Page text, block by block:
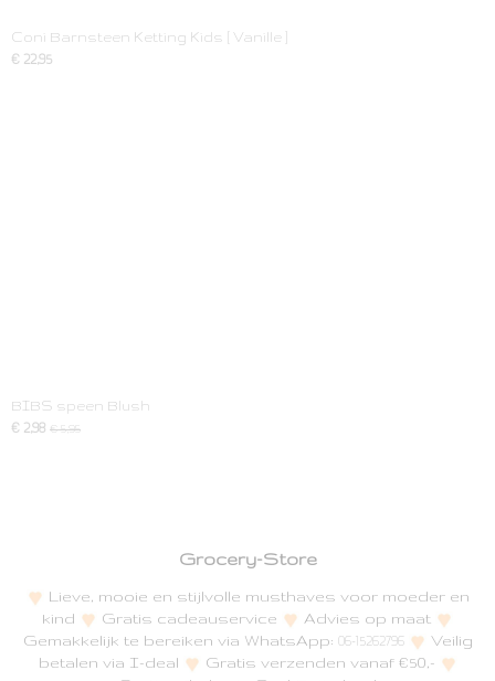
Coni Barnsteen Ketting Kids [ Vanille ]
€ 22,95
BIBS speen Blush
€ 2,98 € 5,95
Grocery-Store
Lieve, mooie en stijlvolle musthaves voor moeder en
kind
Gratis cadeauservice
Advies op maat
Gemakkelijk te bereiken via WhatsApp: 06-15262796
Veilig
betalen via I-deal
Gratis verzenden vanaf €50,-